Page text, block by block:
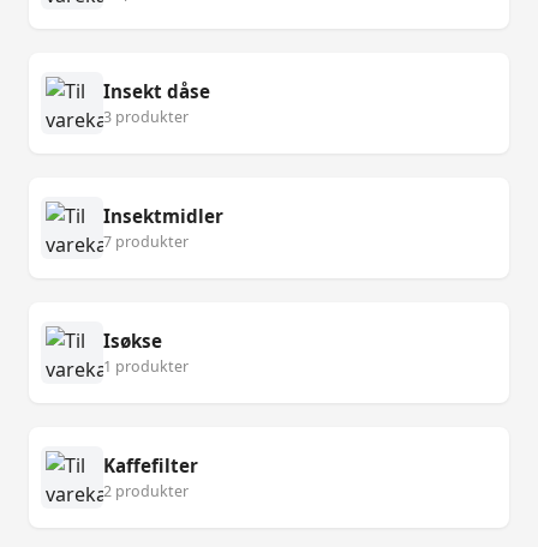
Insekt dåse
3 produkter
Insektmidler
7 produkter
Isøkse
1 produkter
Kaffefilter
2 produkter